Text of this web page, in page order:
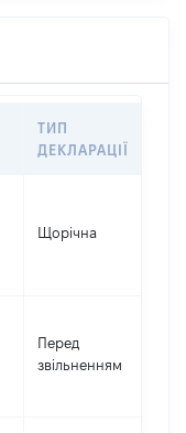
ТИП
ДЕКЛАРАЦІЇ
Щорічна
Перед
звільненням